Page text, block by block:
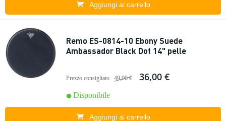
Aggiungi al carrello
Remo ES-0814-10 Ebony Suede
Ambassador Black Dot 14" pelle
Prezzo consigliato 49,00 € 36,00 €
Disponibile
Aggiungi al carrello